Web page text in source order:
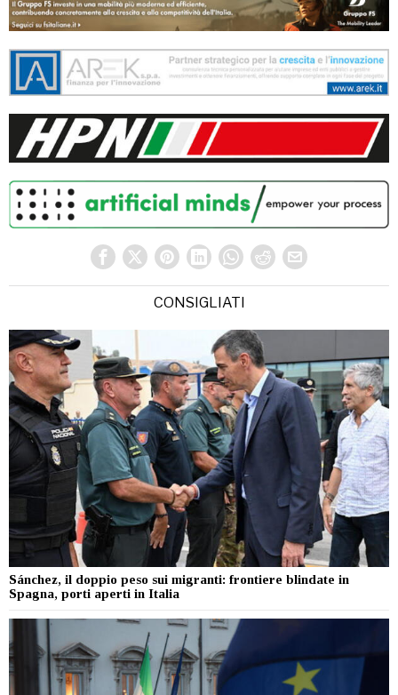
CONSIGLIATI
Sánchez, il doppio peso sui migranti: frontiere blindate in
Spagna, porti aperti in Italia